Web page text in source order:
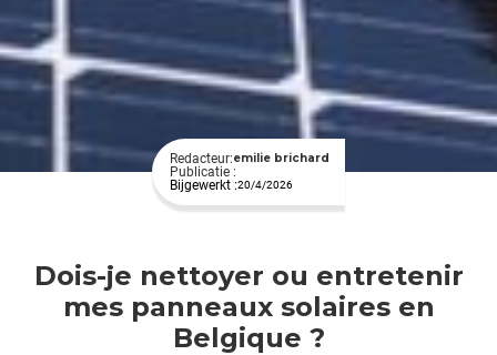
Redacteur:emilie brichard
Publicatie :
Bijgewerkt :20/4/2026
Dois-je nettoyer ou entretenir
mes panneaux solaires en
Belgique ?